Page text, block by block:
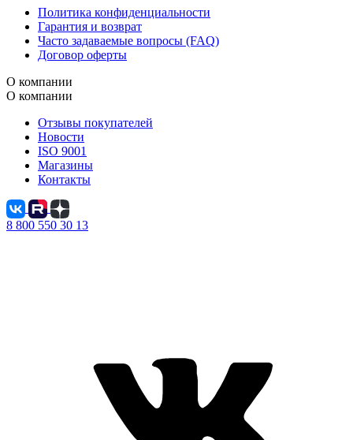
Политика конфиденциальности
Гарантия и возврат
Часто задаваемые вопросы (FAQ)
Договор оферты
О компании
О компании
Отзывы покупателей
Новости
ISO 9001
Магазины
Контакты
8 800 550 30 13